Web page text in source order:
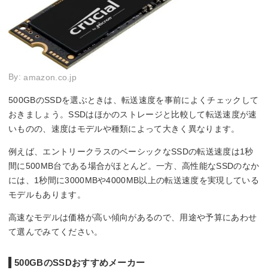
By:amazon.co.jp
500GBのSSDを選ぶときは、転送速度を事前によくチェックして
おきましょう。SSDはほかのストレージと比較して転送速度が速
いものの、速度はモデルや種類によって大きく異なります。
例えば、エントリークラスのベーシックなSSDの転送速度は1秒
間に500MB台である場合がほとんど。一方、高性能なSSDのなか
には、1秒間に3000MBや4000MB以上の転送速度を実現している
モデルもあります。
高速なモデルは価格が高い傾向があるので、用途や予算にあわせ
て選んでみてください。
500GBのSSDおすすめメーカー